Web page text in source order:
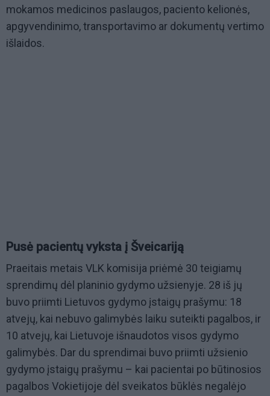
mokamos medicinos paslaugos, paciento kelionės,
apgyvendinimo, transportavimo ar dokumentų vertimo
išlaidos.
Pusė pacientų vyksta į Šveicariją
Praeitais metais VLK komisija priėmė 30 teigiamų
sprendimų dėl planinio gydymo užsienyje. 28 iš jų
buvo priimti Lietuvos gydymo įstaigų prašymu: 18
atvejų, kai nebuvo galimybės laiku suteikti pagalbos, ir
10 atvejų, kai Lietuvoje išnaudotos visos gydymo
galimybės. Dar du sprendimai buvo priimti užsienio
gydymo įstaigų prašymu – kai pacientai po būtinosios
pagalbos Vokietijoje dėl sveikatos būklės negalėjo